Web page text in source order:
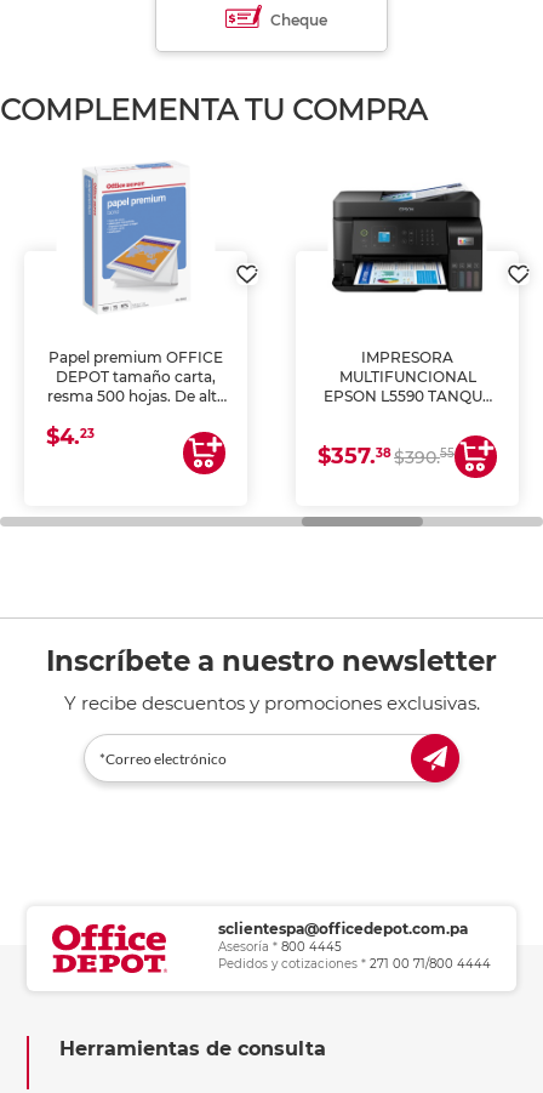
Cheque
COMPLEMENTA TU COMPRA
Papel premium OFFICE
DEPOT tamaño carta,
resma 500 hojas. De alta
uniforme, ideal para
impresoras de inyección
de tinta y láser,
general de oficina.
$4.23
IMPRESORA
MULTIFUNCIONAL
EPSON L5590 TANQUE
COPIA Y ESCANEA)
$357.38$390.55
Inscríbete a nuestro newsletter
Y recibe descuentos y promociones exclusivas.
sclientespa@officedepot.com.pa
Asesoría * 800 4445
Pedidos y cotizaciones * 271 00 71/800 4444
Herramientas de consulta